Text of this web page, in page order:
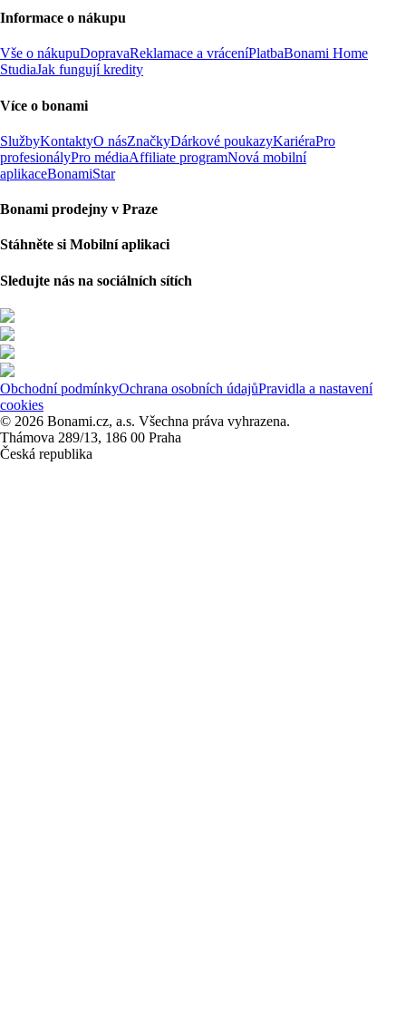
Informace o nákupu
Vše o nákupuDopravaReklamace a vráceníPlatbaBonami Home
StudiaJak fungují kredity
Více o bonami
SlužbyKontaktyO násZnačkyDárkové poukazyKariéraPro
profesionályPro médiaAffiliate programNová mobilní
aplikaceBonamiStar
Bonami prodejny v Praze
Stáhněte si Mobilní aplikaci
Sledujte nás na sociálních sítích
Obchodní podmínkyOchrana osobních údajůPravidla a nastavení
cookies
© 2026 Bonami.cz, a.s. Všechna práva vyhrazena.
Thámova 289/13, 186 00 Praha
Česká republika